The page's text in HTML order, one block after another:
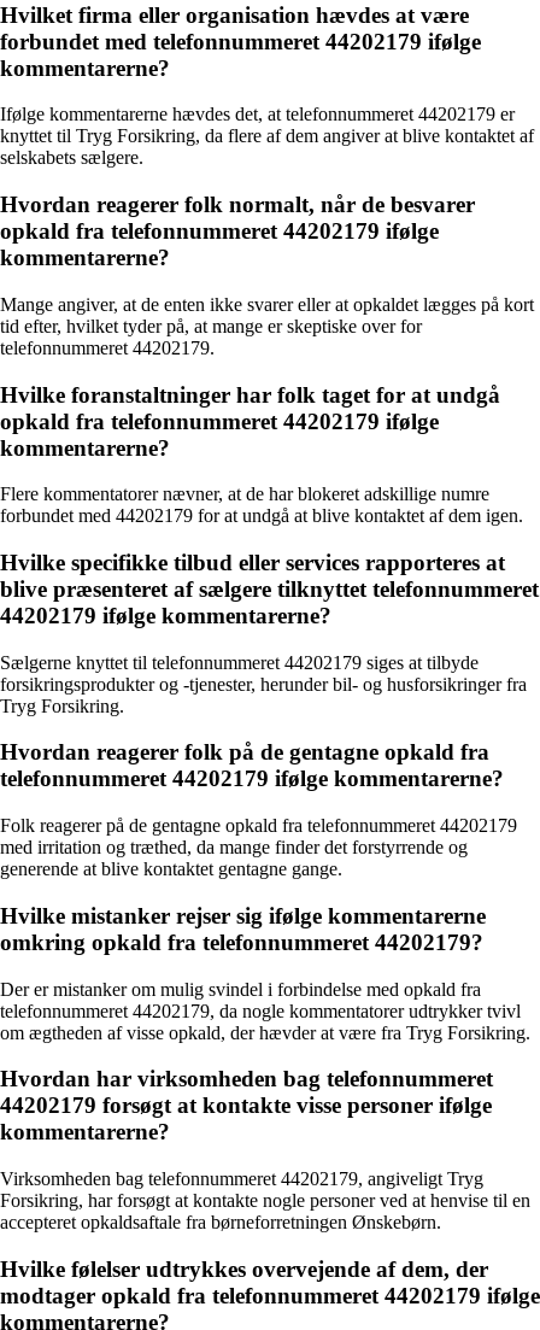
Hvilket firma eller organisation hævdes at være
forbundet med telefonnummeret 44202179 ifølge
kommentarerne?
Ifølge kommentarerne hævdes det, at telefonnummeret 44202179 er
knyttet til Tryg Forsikring, da flere af dem angiver at blive kontaktet af
selskabets sælgere.
Hvordan reagerer folk normalt, når de besvarer
opkald fra telefonnummeret 44202179 ifølge
kommentarerne?
Mange angiver, at de enten ikke svarer eller at opkaldet lægges på kort
tid efter, hvilket tyder på, at mange er skeptiske over for
telefonnummeret 44202179.
Hvilke foranstaltninger har folk taget for at undgå
opkald fra telefonnummeret 44202179 ifølge
kommentarerne?
Flere kommentatorer nævner, at de har blokeret adskillige numre
forbundet med 44202179 for at undgå at blive kontaktet af dem igen.
Hvilke specifikke tilbud eller services rapporteres at
blive præsenteret af sælgere tilknyttet telefonnummeret
44202179 ifølge kommentarerne?
Sælgerne knyttet til telefonnummeret 44202179 siges at tilbyde
forsikringsprodukter og -tjenester, herunder bil- og husforsikringer fra
Tryg Forsikring.
Hvordan reagerer folk på de gentagne opkald fra
telefonnummeret 44202179 ifølge kommentarerne?
Folk reagerer på de gentagne opkald fra telefonnummeret 44202179
med irritation og træthed, da mange finder det forstyrrende og
generende at blive kontaktet gentagne gange.
Hvilke mistanker rejser sig ifølge kommentarerne
omkring opkald fra telefonnummeret 44202179?
Der er mistanker om mulig svindel i forbindelse med opkald fra
telefonnummeret 44202179, da nogle kommentatorer udtrykker tvivl
om ægtheden af visse opkald, der hævder at være fra Tryg Forsikring.
Hvordan har virksomheden bag telefonnummeret
44202179 forsøgt at kontakte visse personer ifølge
kommentarerne?
Virksomheden bag telefonnummeret 44202179, angiveligt Tryg
Forsikring, har forsøgt at kontakte nogle personer ved at henvise til en
accepteret opkaldsaftale fra børneforretningen Ønskebørn.
Hvilke følelser udtrykkes overvejende af dem, der
modtager opkald fra telefonnummeret 44202179 ifølge
kommentarerne?